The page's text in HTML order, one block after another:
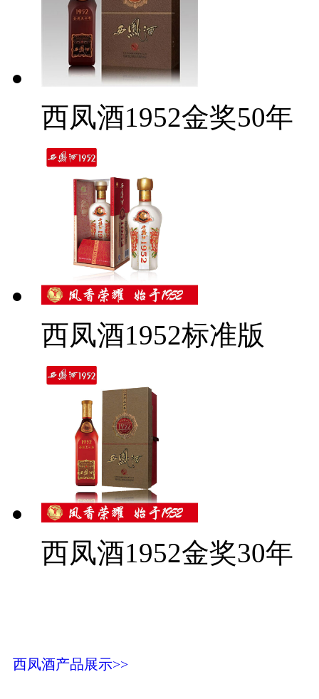
西凤酒1952金奖50年
西凤酒1952标准版
西凤酒1952金奖30年
西凤酒产品展示>>